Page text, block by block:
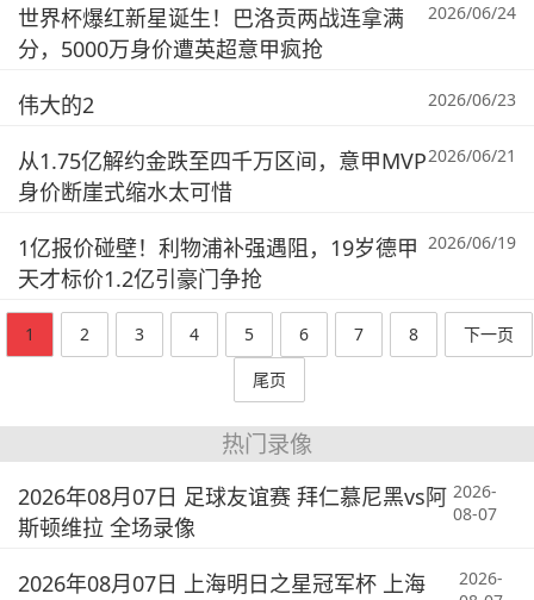
世界杯爆红新星诞生！巴洛贡两战连拿满
分，5000万身价遭英超意甲疯抢
2026/06/24
伟大的2 2026/06/23
从1.75亿解约金跌至四千万区间，意甲MVP
身价断崖式缩水太可惜
2026/06/21
1亿报价碰壁！利物浦补强遇阻，19岁德甲
天才标价1.2亿引豪门争抢
2026/06/19
1 2 3 4 5 6 7 8
下一页
尾页
热门录像
2026年08月07日 足球友谊赛 拜仁慕尼黑vs阿
斯顿维拉 全场录像
2026-
08-07
2026年08月07日 上海明日之星冠军杯 上海
2026-